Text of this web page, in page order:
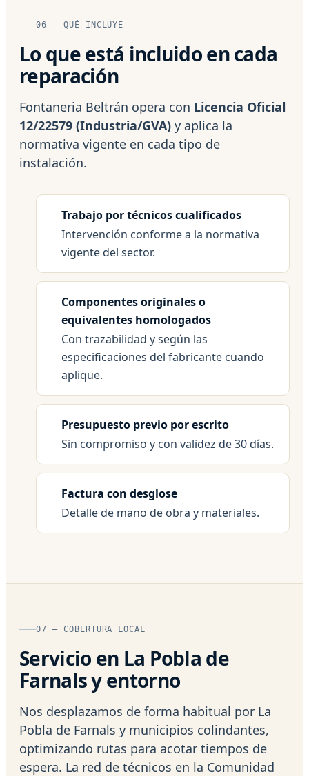
06 — QUÉ INCLUYE
Lo que está incluido en cada
reparación
Fontaneria Beltrán opera con Licencia Oficial
12/22579 (Industria/GVA) y aplica la
normativa vigente en cada tipo de
instalación.
Trabajo por técnicos cualificados
Intervención conforme a la normativa
vigente del sector.
Componentes originales o
equivalentes homologados
Con trazabilidad y según las
especificaciones del fabricante cuando
aplique.
Presupuesto previo por escrito
Sin compromiso y con validez de 30 días.
Factura con desglose
Detalle de mano de obra y materiales.
07 — COBERTURA LOCAL
Servicio en La Pobla de
Farnals y entorno
Nos desplazamos de forma habitual por La
Pobla de Farnals y municipios colindantes,
optimizando rutas para acotar tiempos de
espera. La red de técnicos en la Comunidad